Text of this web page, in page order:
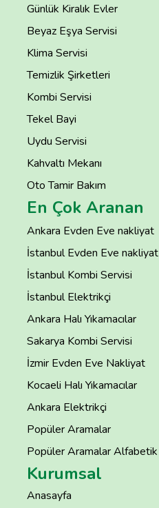
Günlük Kiralık Evler
Beyaz Eşya Servisi
Klima Servisi
Temizlik Şirketleri
Kombi Servisi
Tekel Bayi
Uydu Servisi
Kahvaltı Mekanı
Oto Tamir Bakım
En Çok Aranan
Ankara Evden Eve nakliyat
İstanbul Evden Eve nakliyat
İstanbul Kombi Servisi
İstanbul Elektrikçi
Ankara Halı Yıkamacılar
Sakarya Kombi Servisi
İzmir Evden Eve Nakliyat
Kocaeli Halı Yıkamacılar
Ankara Elektrikçi
Popüler Aramalar
Popüler Aramalar Alfabetik
Kurumsal
Anasayfa